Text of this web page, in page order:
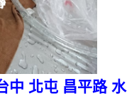
中 北屯 昌平路 水